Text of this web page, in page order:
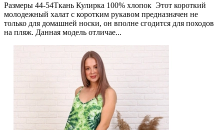
Размеры 44-54Ткань Кулирка 100% хлопок Этот короткий
молодежный халат с коротким рукавом предназначен не
только для домашней носки, он вполне сгодится для походов
на пляж. Данная модель отличае...